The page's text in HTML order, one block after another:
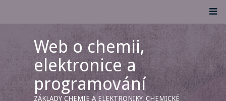
Web o chemii,
elektronice a
programování
ZÁKLADY CHEMIE A ELEKTRONIKY, CHEMICKÉ